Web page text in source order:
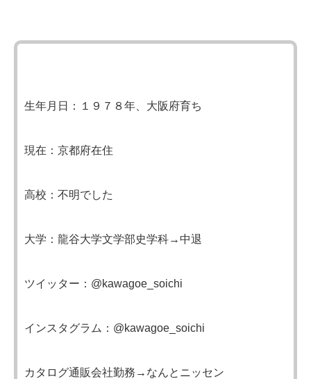
生年月日：１９７８年、大阪府育ち
現在：京都府在住
高校：不明でした
大学：龍谷大学文学部史学科→中退
ツイッター：@kawagoe_soichi
インスタグラム：@kawagoe_soichi
カタログ通販会社勤務→なんとニッセン